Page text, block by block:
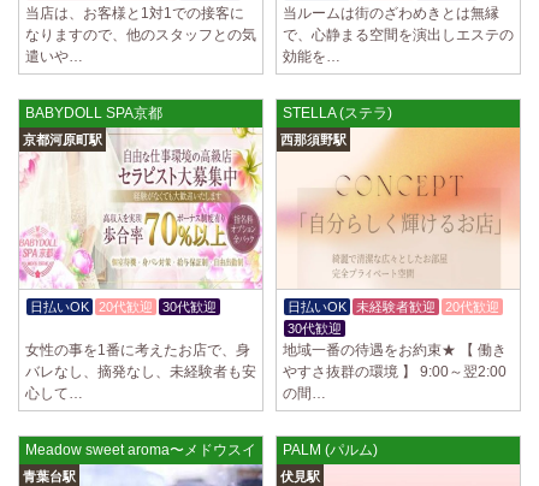
当店は、お客様と1対1での接客に
なりますので、他のスタッフとの気
遣いや…
当ルームは街のざわめきとは無縁
で、心静まる空間を演出しエステの
効能を…
BABYDOLL SPA京都
京都河原町駅
日払いOK 20代歓迎
30代歓迎
女性の事を1番に考えたお店で、身
バレなし、摘発なし、未経験者も安
心して…
STELLA (ステラ)
西那須野駅
日払いOK 未経験者歓迎
20代歓迎
30代歓迎
地域一番の待遇をお約束★ 【 働き
やすさ抜群の環境 】 9:00～翌2:00
の間…
Meadow sweet aroma〜メドウスイートアロマ～
青葉台駅
PALM (パルム)
伏見駅